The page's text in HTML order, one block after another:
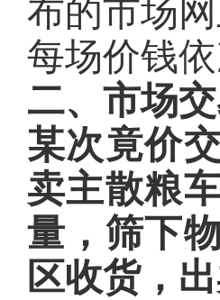
布的市场
每场价钱
二、市场
某次竟价
卖主散粮
量，筛下
区收货，